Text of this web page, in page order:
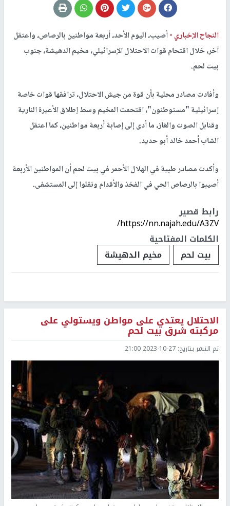
النجاح الإخباري -أصيب، اليوم الأحد، أربعة مواطنين بالرصاص، واعتقل
آخر، خلال اقتحام قوات الاحتلال الإسرائيلي، مخيم الدهيشة، جنوب
بيت لحم.
وأفادت مصادر محلية بأن قوة من جيش الاحتلال، ترافقها قوات خاصة
إسرائيلية "مستوطنون"، اقتحمت المخيم وسط إطلاق الأعيرة النارية
وقنابل الصوت والغاز، ما أدى إلى إصابة أربعة مواطنين، كما اعتقل
الشاب أحمد خالد أبو حديد.
وأكدت مصادر طبية في الهلال الأحمر في بيت لحم أن المواطنين الأربعة
أصيبوا بالرصاص الحي في الفخذ والأقدام ونقلوا إلى المستشفى.
رابط قصير
https://nn.najah.edu/A3ZV/
الكلمات المفتاحية
بيت لحم
مخيم الدهيشة
الاحتلال يعتدي على مواطن ويستولي على
مركبته شرق بيت لحم
تم النشر بتاريخ: 2023-10-27 21:00